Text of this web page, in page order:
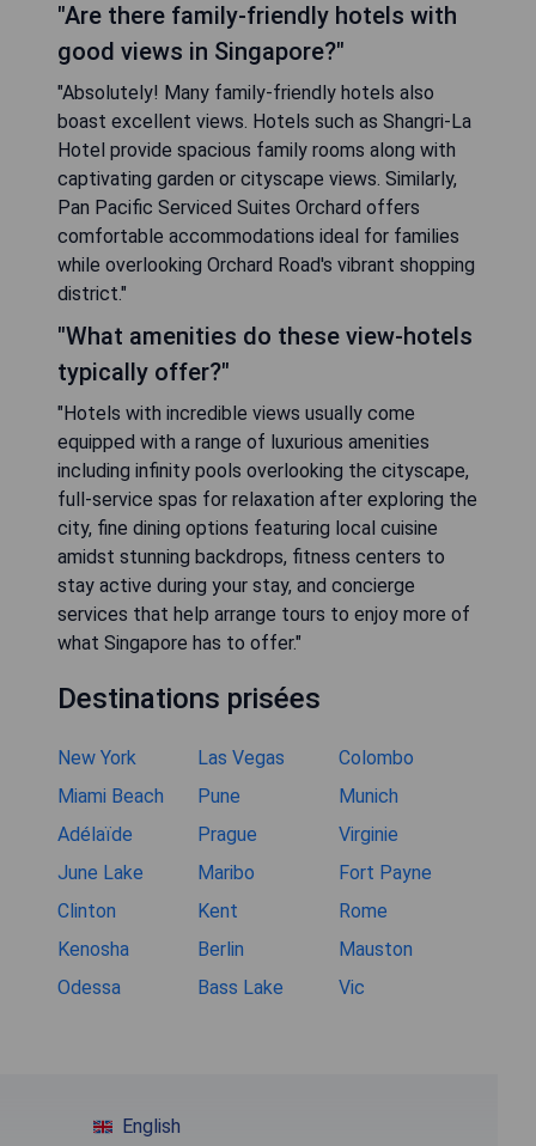
"Are there family-friendly hotels with
good views in Singapore?"
"Absolutely! Many family-friendly hotels also
boast excellent views. Hotels such as Shangri-La
Hotel provide spacious family rooms along with
captivating garden or cityscape views. Similarly,
Pan Pacific Serviced Suites Orchard offers
comfortable accommodations ideal for families
while overlooking Orchard Road's vibrant shopping
district."
"What amenities do these view-hotels
typically offer?"
"Hotels with incredible views usually come
equipped with a range of luxurious amenities
including infinity pools overlooking the cityscape,
full-service spas for relaxation after exploring the
city, fine dining options featuring local cuisine
amidst stunning backdrops, fitness centers to
stay active during your stay, and concierge
services that help arrange tours to enjoy more of
what Singapore has to offer."
Destinations prisées
New York Las Vegas
Colombo
Miami Beach
Pune
Munich
Adélaïde
Prague
Virginie
June Lake
Maribo
Fort Payne
Clinton
Kent
Rome
Kenosha
Berlin
Mauston
Odessa
Bass Lake Vic
English